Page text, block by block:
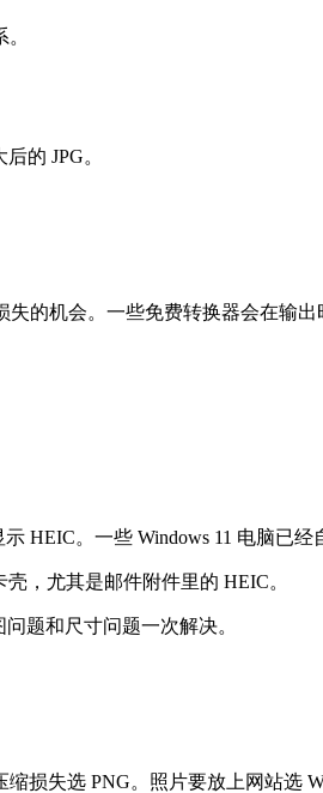
的 JPG。
的机会。一些免费转换器会在输
HEIC。一些 Windows 11 电脑已
，尤其是邮件附件里的 HEIC。
题和尺寸问题一次解决。
损失选 PNG。照片要放上网站选